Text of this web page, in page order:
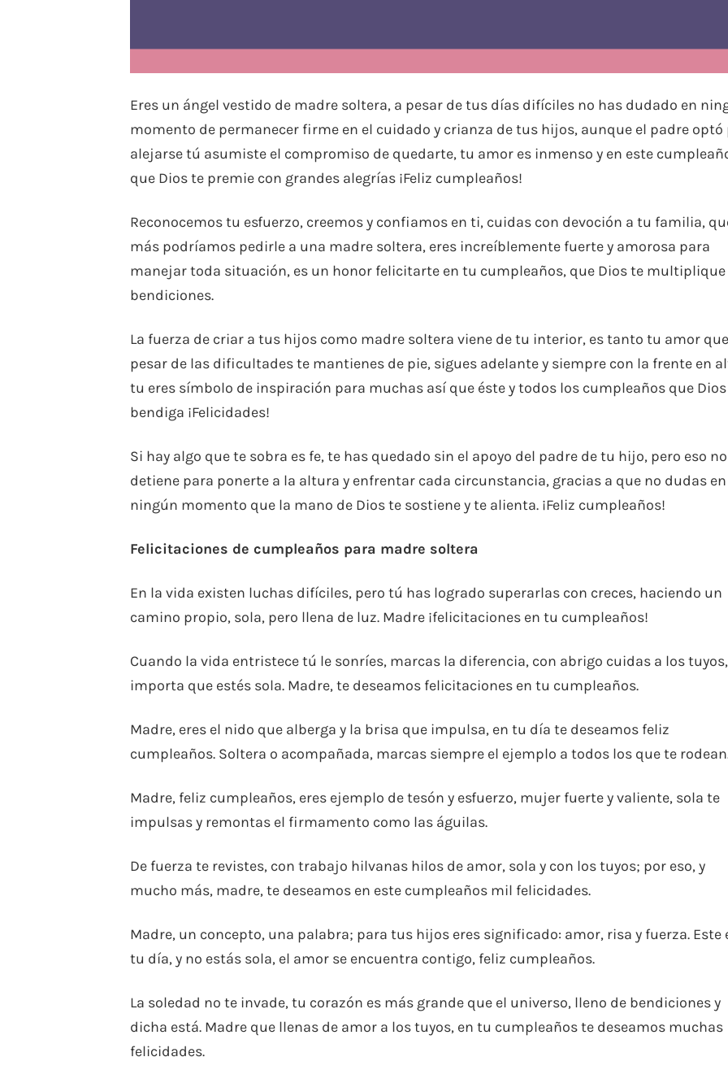
Eres un ángel vestido de madre soltera, a pesar de tus días difíciles no has dudado en
momento de permanecer firme en el cuidado y crianza de tus hijos, aunque el padre optó
alejarse tú asumiste el compromiso de quedarte, tu amor es inmenso y en este
que Dios te premie con grandes alegrías ¡Feliz cumpleaños!
Reconocemos tu esfuerzo, creemos y confiamos en ti, cuidas con devoción a tu familia,
más podríamos pedirle a una madre soltera, eres increíblemente fuerte y amorosa para
manejar toda situación, es un honor felicitarte en tu cumpleaños, que Dios te multiplique
bendiciones.
La fuerza de criar a tus hijos como madre soltera viene de tu interior, es tanto tu amor
pesar de las dificultades te mantienes de pie, sigues adelante y siempre con la frente en
tu eres símbolo de inspiración para muchas así que éste y todos los cumpleaños que
bendiga ¡Felicidades!
Si hay algo que te sobra es fe, te has quedado sin el apoyo del padre de tu hijo, pero eso
detiene para ponerte a la altura y enfrentar cada circunstancia, gracias a que no dudas en
ningún momento que la mano de Dios te sostiene y te alienta. ¡Feliz cumpleaños!
Felicitaciones de cumpleaños para madre soltera
En la vida existen luchas difíciles, pero tú has logrado superarlas con creces, haciendo un
camino propio, sola, pero llena de luz. Madre ¡felicitaciones en tu cumpleaños!
Cuando la vida entristece tú le sonríes, marcas la diferencia, con abrigo cuidas a los
importa que estés sola. Madre, te deseamos felicitaciones en tu cumpleaños.
Madre, eres el nido que alberga y la brisa que impulsa, en tu día te deseamos feliz
cumpleaños. Soltera o acompañada, marcas siempre el ejemplo a todos los que te
Madre, feliz cumpleaños, eres ejemplo de tesón y esfuerzo, mujer fuerte y valiente, sola te
impulsas y remontas el firmamento como las águilas.
De fuerza te revistes, con trabajo hilvanas hilos de amor, sola y con los tuyos; por eso, y
mucho más, madre, te deseamos en este cumpleaños mil felicidades.
Madre, un concepto, una palabra; para tus hijos eres significado: amor, risa y fuerza. Este
tu día, y no estás sola, el amor se encuentra contigo, feliz cumpleaños.
La soledad no te invade, tu corazón es más grande que el universo, lleno de bendiciones y
dicha está. Madre que llenas de amor a los tuyos, en tu cumpleaños te deseamos muchas
felicidades.